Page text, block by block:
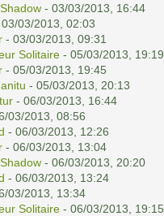
- 03/03/2013, 16:44
03/2013, 02:03
- 03/03/2013, 09:31
Solitaire- 05/03/2013, 19:19
- 05/03/2013, 19:45
- 05/03/2013, 20:13
- 06/03/2013, 16:44
03/2013, 08:56
- 06/03/2013, 12:26
- 06/03/2013, 13:04
- 06/03/2013, 20:20
- 06/03/2013, 13:24
03/2013, 13:34
Solitaire- 06/03/2013, 19:15